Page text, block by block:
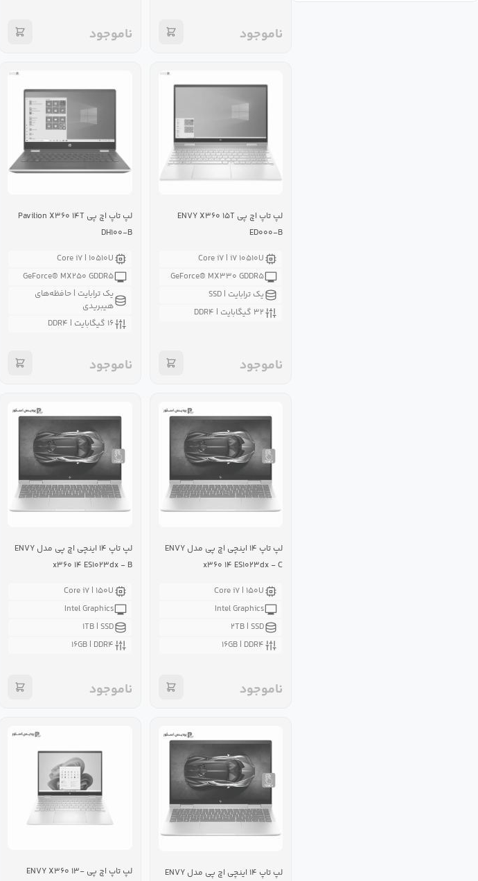
ناموجود ناموجود
لپ تاپ اچ پی ENVY X۳۶۰ ۱۵T
ED۰۰۰-B
Core i۷ | i۷ ۱۰۵۱۰U
GeForce® MX۳۳۰ GDDR۵
یک ترابایت | SSD
۳۲ گیگابایت | DDR۴
ناموجود
لپ تاپ اچ پی Pavilion X۳۶۰ ۱۴T
DH۱۰۰-B
Core i۷ | ۱۰۵۱۰U
GeForce® MX۲۵۰ GDDR۵
یک ترابایت | حافظه‌های
هیبریدی
۱۶ گیگابایت | DDR۴
ناموجود
لپ تاپ ۱۴ اینچی اچ پی مدل ENVY
x۳۶۰ ۱۴ ES۱۰۲۳dx - C
Core i۷ | ۱۵۰U
Intel Graphics
۲TB | SSD
۱۶GB | DDR۴
ناموجود
لپ تاپ ۱۴ اینچی اچ پی مدل ENVY
x۳۶۰ ۱۴ ES۱۰۲۳dx - B
Core i۷ | ۱۵۰U
Intel Graphics
۱TB | SSD
۱۶GB | DDR۴
ناموجود
لپ تاپ ۱۴ اینچی اچ پی مدل ENVY
لپ تاپ اچ پی ENVY X۳۶۰ ۱۳-